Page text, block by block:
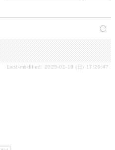
Last-modified: 2025-01-19 (日) 17:29:47